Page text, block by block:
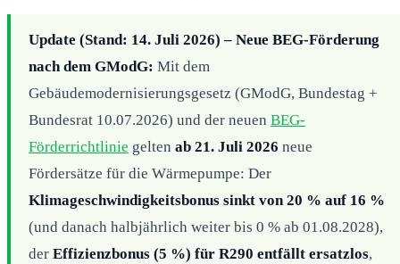
Update (Stand: 14. Juli 2026) – Neue BEG-Förderung
nach dem GModG: Mit dem
Gebäudemodernisierungsgesetz (GModG, Bundestag +
Bundesrat 10.07.2026) und der neuen BEG-
Förderrichtlinie gelten ab 21. Juli 2026 neue
Fördersätze für die Wärmepumpe: Der
Klimageschwindigkeitsbonus sinkt von 20 % auf 16 %
(und danach halbjährlich weiter bis 0 % ab 01.08.2028),
der Effizienzbonus (5 %) für R290 entfällt ersatzlos,